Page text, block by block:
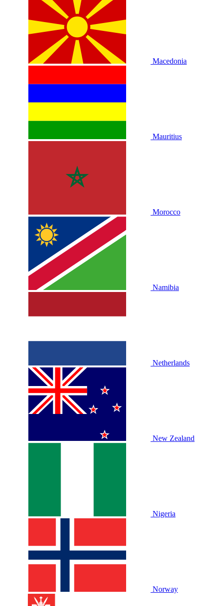
Macedonia
Mauritius
Morocco
Namibia
Netherlands
New Zealand
Nigeria
Norway